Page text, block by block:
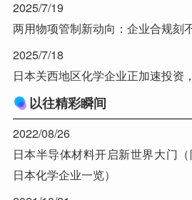
2025/7/19
两用物项管制新动向：企业合规刻
2025/7/18
日本关西地区化学企业正加速投资
以往精彩瞬间
2022/08/26
日本半导体材料开启新世界大门
日本化学企业一览）